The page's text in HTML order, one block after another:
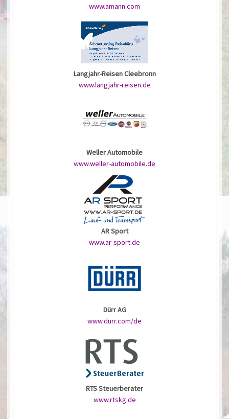
www.amann.com
Langjahr-Reisen Cleebronn
www.langjahr-reisen.de
Weller Automobile
www.weller-automobile.de
AR Sport
www.ar-sport.de
Dürr AG
www.durr.com/de
RTS Steuerberater
www.rtskg.de